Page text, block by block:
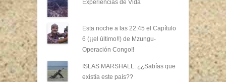
Experiencias de Vida
Esta noche a las 22:45 el Capítulo
6 (¡¡el último!!) de Mzungu-
Operación Congo!!
ISLAS MARSHALL: ¿¿Sabías que
existía este país??